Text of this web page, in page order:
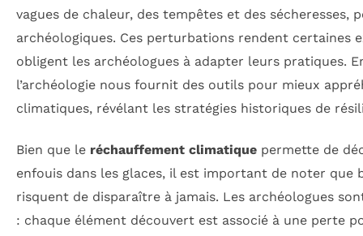
vagues de chaleur, des tempêtes et des sécheresses,
archéologiques. Ces perturbations rendent certaines
obligent les archéologues à adapter leurs pratiques.
l’archéologie nous fournit des outils pour mieux
climatiques, révélant les stratégies historiques de
Bien que le réchauffement climatique permette de
enfouis dans les glaces, il est important de noter que
risquent de disparaître à jamais. Les archéologues
: chaque élément découvert est associé à une perte